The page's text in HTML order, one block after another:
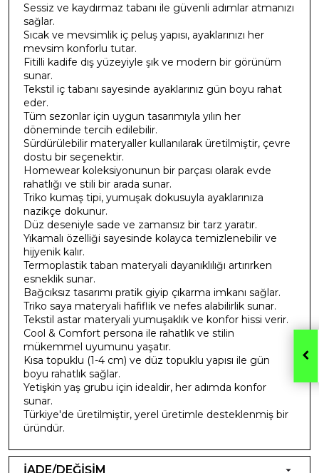
Sessiz ve kaydırmaz tabanı ile güvenli adımlar atmanızı
sağlar.
Sıcak ve mevsimlik iç peluş yapısı, ayaklarınızı her
mevsim konforlu tutar.
Fitilli kadife dış yüzeyiyle şık ve modern bir görünüm
sunar.
Tekstil iç tabanı sayesinde ayaklarınız gün boyu rahat
eder.
Tüm sezonlar için uygun tasarımıyla yılın her
döneminde tercih edilebilir.
Sürdürülebilir materyaller kullanılarak üretilmiştir, çevre
dostu bir seçenektir.
Homewear koleksiyonunun bir parçası olarak evde
rahatlığı ve stili bir arada sunar.
Triko kumaş tipi, yumuşak dokusuyla ayaklarınıza
nazikçe dokunur.
Düz deseniyle sade ve zamansız bir tarz yaratır.
Yıkamalı özelliği sayesinde kolayca temizlenebilir ve
hijyenik kalır.
Termoplastik taban materyali dayanıklılığı artırırken
esneklik sunar.
Bağcıksız tasarımı pratik giyip çıkarma imkanı sağlar.
Triko saya materyali hafiflik ve nefes alabilirlik sunar.
Tekstil astar materyali yumuşaklık ve konfor hissi verir.
Cool & Comfort persona ile rahatlık ve stilin
mükemmel uyumunu yaşatır.
Kısa topuklu (1-4 cm) ve düz topuklu yapısı ile gün
boyu rahatlık sağlar.
Yetişkin yaş grubu için idealdir, her adımda konfor
sunar.
Türkiye'de üretilmiştir, yerel üretimle desteklenmiş bir
üründür.
İADE/DEĞİŞİM